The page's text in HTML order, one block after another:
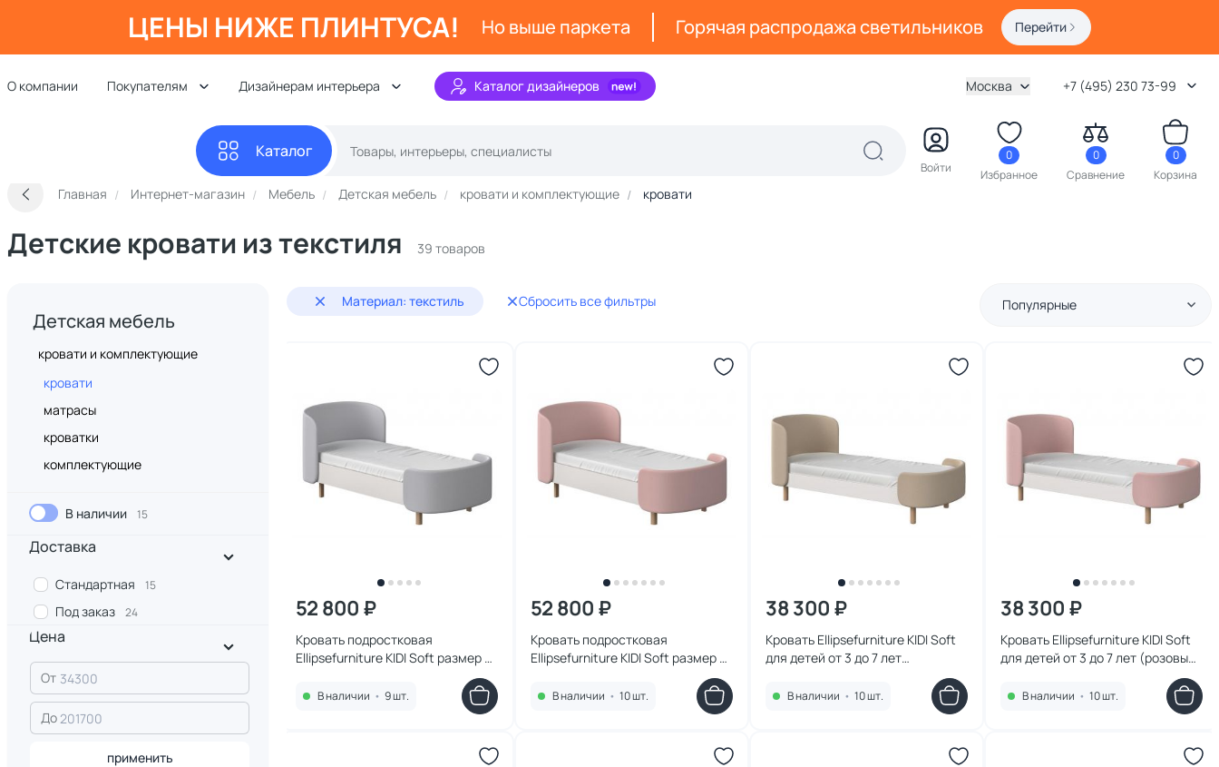
ЦЕНЫ НИЖЕ ПЛИНТУСА! Но выше паркета Горячая распродажа светильников Перейти
О компании Покупателям Дизайнерам интерьера Каталог дизайнеров Москва +7 (495) 230 73-99
Каталог
Войти
0
Избранное
0
Сравнение
0
Корзина
Главная Интернет-магазин Мебель Детская мебель кровати и комплектующие кровати
Детские кровати из текстиля 39 товаров
Детская мебель
кровати и комплектующие
кровати
матрасы
кроватки
комплектующие
В наличии 15
Доставка
Стандартная 15
Под заказ 24
Цена
От
До
применить
Материал: текстиль Сбросить все фильтры Популярные
52 800 ₽
Кровать подростковая
Ellipsefurniture KIDI Soft размер М
В наличии • 9 шт.
52 800 ₽
Кровать подростковая
Ellipsefurniture KIDI Soft размер М
В наличии • 10 шт.
38 300 ₽
Кровать Ellipsefurniture KIDI Soft
для детей от 3 до 7 лет
В наличии • 10 шт.
38 300 ₽
Кровать Ellipsefurniture KIDI Soft
для детей от 3 до 7 лет (розовый)
В наличии • 10 шт.